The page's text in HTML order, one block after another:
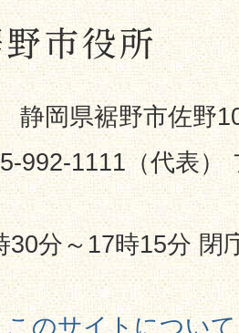
静岡県裾野市佐野
992-1111（代表）
30分～17時15分 閉
このサイトについて